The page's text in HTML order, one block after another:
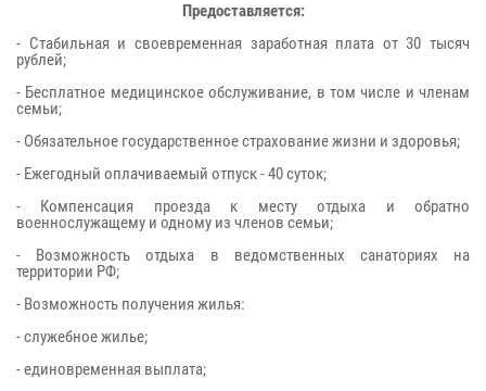
Предоставляется:
- Стабильная и своевременная заработная плата от 30 тысяч
рублей;
- Бесплатное медицинское обслуживание, в том числе и членам
семьи;
- Обязательное государственное страхование жизни и здоровья;
- Ежегодный оплачиваемый отпуск - 40 суток;
- Компенсация проезда к месту отдыха и обратно
военнослужащему и одному из членов семьи;
- Возможность отдыха в ведомственных санаториях на
территории РФ;
- Возможность получения жилья:
- служебное жилье;
- единовременная выплата;